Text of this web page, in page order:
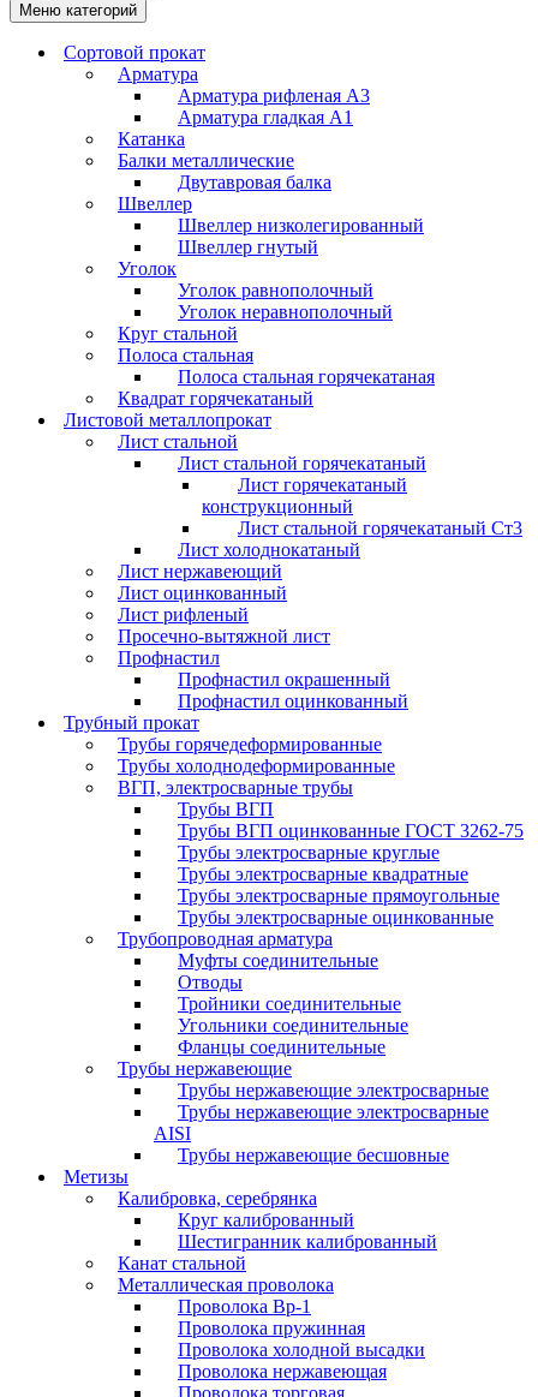
Меню категорий
Сортовой прокат
Арматура
Арматура рифленая А3
Арматура гладкая А1
Катанка
Балки металлические
Двутавровая балка
Швеллер
Швеллер низколегированный
Швеллер гнутый
Уголок
Уголок равнополочный
Уголок неравнополочный
Круг стальной
Полоса стальная
Полоса стальная горячекатаная
Квадрат горячекатаный
Листовой металлопрокат
Лист стальной
Лист стальной горячекатаный
Лист горячекатаный
конструкционный
Лист стальной горячекатаный Ст3
Лист холоднокатаный
Лист нержавеющий
Лист оцинкованный
Лист рифленый
Просечно-вытяжной лист
Профнастил
Профнастил окрашенный
Профнастил оцинкованный
Трубный прокат
Трубы горячедеформированные
Трубы холоднодеформированные
ВГП, электросварные трубы
Трубы ВГП
Трубы ВГП оцинкованные ГОСТ 3262-75
Трубы электросварные круглые
Трубы электросварные квадратные
Трубы электросварные прямоугольные
Трубы электросварные оцинкованные
Трубопроводная арматура
Муфты соединительные
Отводы
Тройники соединительные
Угольники соединительные
Фланцы соединительные
Трубы нержавеющие
Трубы нержавеющие электросварные
Трубы нержавеющие электросварные
AISI
Трубы нержавеющие бесшовные
Метизы
Калибровка, серебрянка
Круг калиброванный
Шестигранник калиброванный
Канат стальной
Металлическая проволока
Проволока Вр-1
Проволока пружинная
Проволока холодной высадки
Проволока нержавеющая
Проволока торговая